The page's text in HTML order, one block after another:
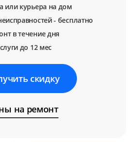
или курьера на дом
- бесплатно
в течение дня
до 12 мес
скидку
на ремонт